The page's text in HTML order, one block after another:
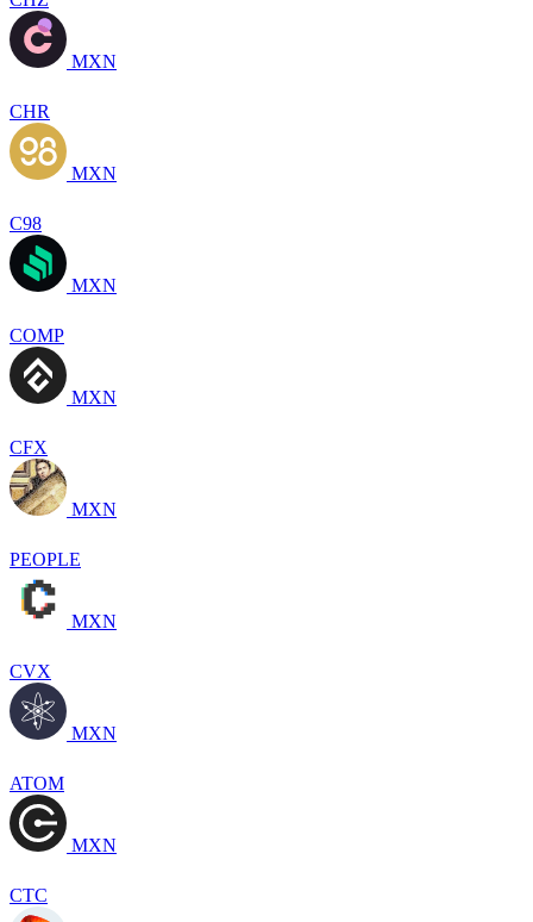
MXN
CHR
MXN
C98
MXN
COMP
MXN
CFX
MXN
PEOPLE
MXN
CVX
MXN
ATOM
MXN
CTC